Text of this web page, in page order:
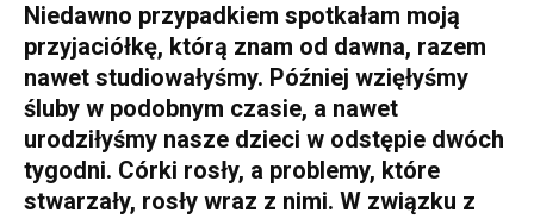
Niedawno przypadkiem spotkałam moją
przyjaciółkę, którą znam od dawna, razem
nawet studiowałyśmy. Później wzięłyśmy
śluby w podobnym czasie, a nawet
urodziłyśmy nasze dzieci w odstępie dwóch
tygodni. Córki rosły, a problemy, które
stwarzały, rosły wraz z nimi. W związku z